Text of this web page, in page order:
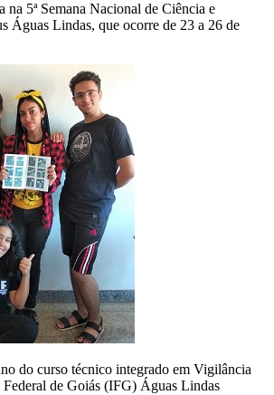
na 5ª Semana Nacional de Ciência e
Águas Lindas, que ocorre de 23 a 26 de
do curso técnico integrado em Vigilância
de Goiás (IFG) Águas Lindas